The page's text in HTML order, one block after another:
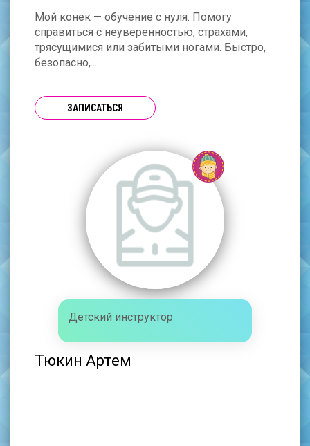
Мой конек — обучение с нуля. Помогу
справиться с неуверенностью, страхами,
трясущимися или забитыми ногами. Быстро,
безопасно,...
ЗАПИСАТЬСЯ
Детский инструктор
Тюкин Артем